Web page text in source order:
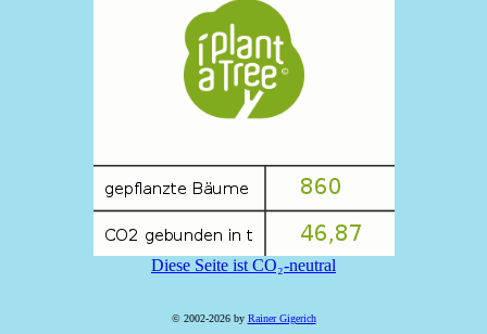
Diese Seite ist CO₂-neutral
© 2002-2026 by Rainer Gigerich